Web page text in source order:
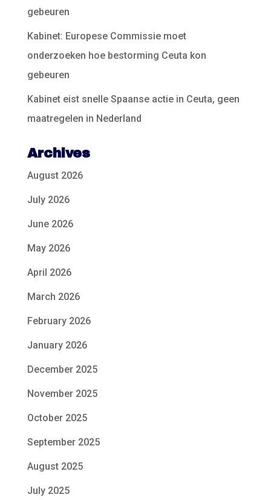
gebeuren
Kabinet: Europese Commissie moet
onderzoeken hoe bestorming Ceuta kon
gebeuren
Kabinet eist snelle Spaanse actie in Ceuta, geen
maatregelen in Nederland
Archives
August 2026
July 2026
June 2026
May 2026
April 2026
March 2026
February 2026
January 2026
December 2025
November 2025
October 2025
September 2025
August 2025
July 2025